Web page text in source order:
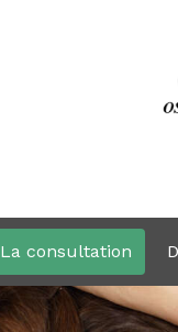
La consultation